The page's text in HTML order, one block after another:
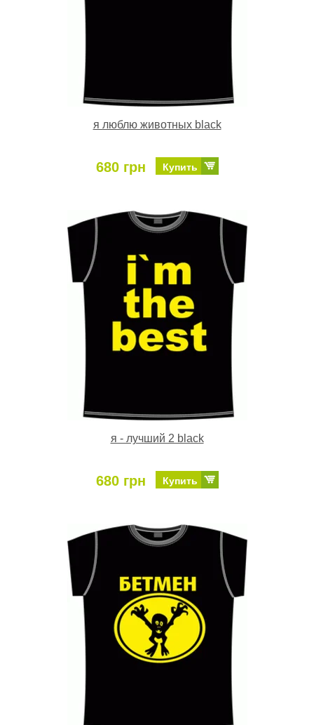
я люблю животных black
680 грн Купить
я - лучший 2 black
680 грн Купить